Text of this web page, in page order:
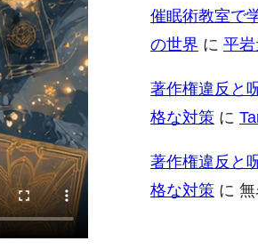
催眠術教室で
の世界 に 平岩
著作権違反と
格な対策 に
著作権違反と
格な対策 に 無